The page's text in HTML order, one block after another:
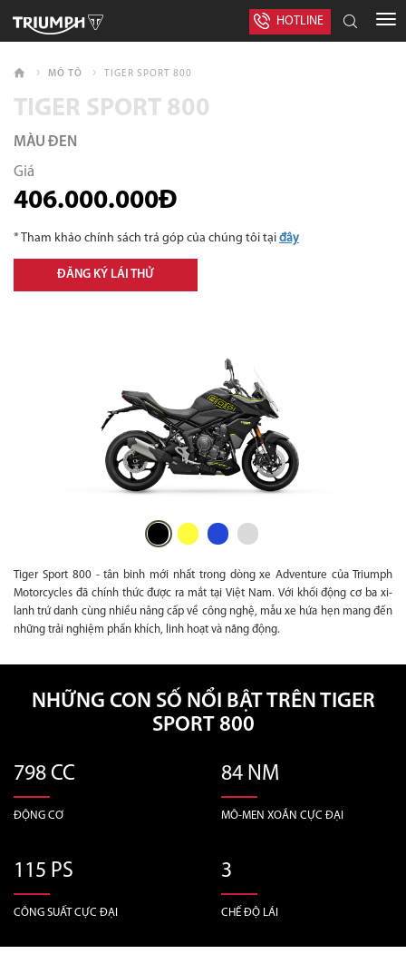
HOTLINE
MÔ TÔ TIGER SPORT 800
TIGER SPORT 800
MÀU ĐEN
Giá
406.000.000Đ
* Tham khảo chính sách trả góp của chúng tôi tại đây
ĐĂNG KÝ LÁI THỬ
Tiger Sport 800 - tân binh mới nhất trong dòng xe Adventure của Triumph
Motorcycles đã chính thức được ra mắt tại Việt Nam. Với khối động cơ ba xi-
lanh trứ danh cùng nhiều nâng cấp về công nghệ, mẫu xe hứa hẹn mang đến
những trải nghiệm phấn khích, linh hoạt và năng động.
NHỮNG CON SỐ NỔI BẬT TRÊN TIGER
SPORT 800
798 CC
ĐỘNG CƠ
84 NM
MÔ-MEN XOẮN CỰC ĐẠI
115 PS
CÔNG SUẤT CỰC ĐẠI
3
CHẾ ĐỘ LÁI